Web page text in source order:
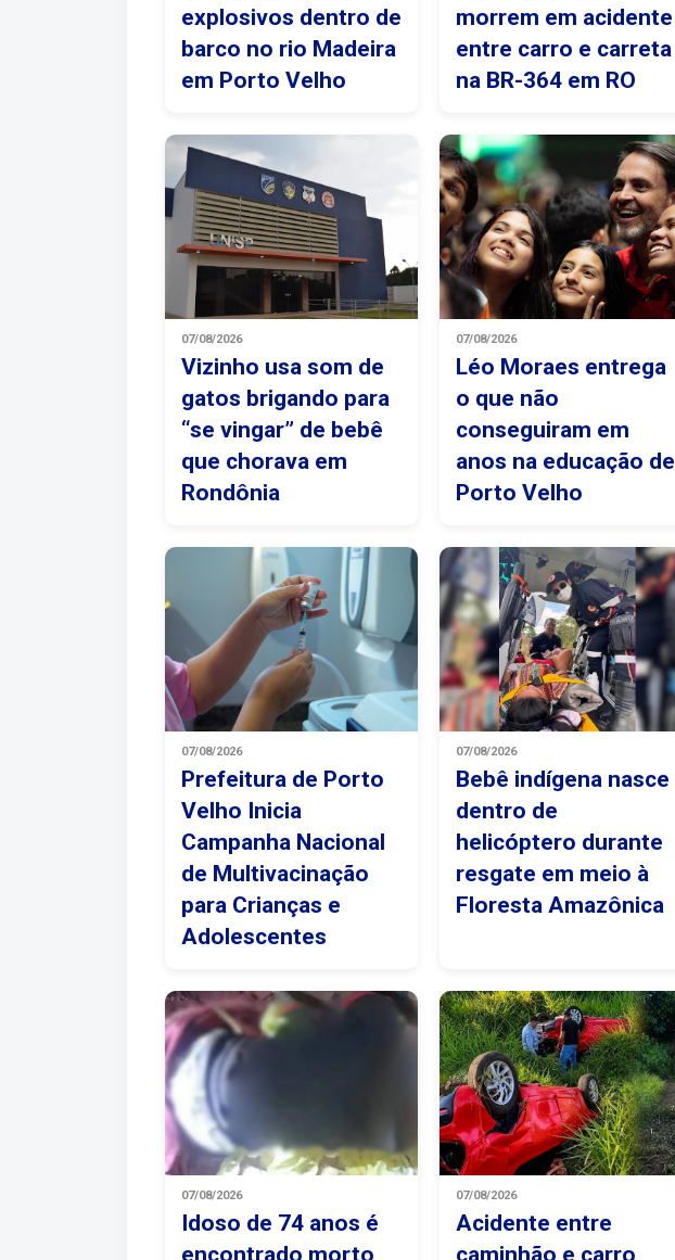
explosivos dentro de
barco no rio Madeira
em Porto Velho
morrem em acidente
entre carro e carreta
na BR-364 em RO
07/08/2026
Vizinho usa som de
gatos brigando para
“se vingar” de bebê
que chorava em
Rondônia
07/08/2026
Léo Moraes entrega
o que não
conseguiram em
anos na educação de
Porto Velho
07/08/2026
Prefeitura de Porto
Velho Inicia
Campanha Nacional
de Multivacinação
para Crianças e
Adolescentes
07/08/2026
Bebê indígena nasce
dentro de
helicóptero durante
resgate em meio à
Floresta Amazônica
07/08/2026
Idoso de 74 anos é
encontrado morto
07/08/2026
Acidente entre
caminhão e carro